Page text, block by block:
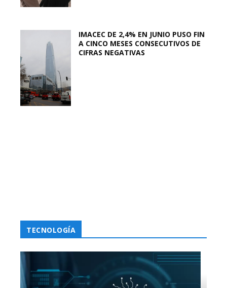
IMACEC DE 2,4% EN JUNIO PUSO FIN
A CINCO MESES CONSECUTIVOS DE
CIFRAS NEGATIVAS
TECNOLOGÍA